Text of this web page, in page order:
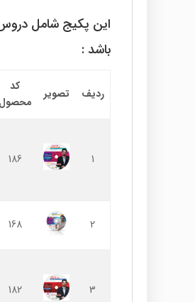
این پکیج شامل
باشد :
ردیف تصویر
کد
محصول
1
186
2
168
3
182